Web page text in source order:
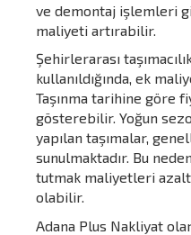
ve demontaj işlemleri
maliyeti artırabilir.
Şehirlerarası
kullanıldığında, ek
Taşınma tarihine göre
gösterebilir. Yoğun
yapılan taşımalar,
sunulmaktadır. Bu
tutmak maliyetleri
olabilir.
Adana Plus Nakliyat